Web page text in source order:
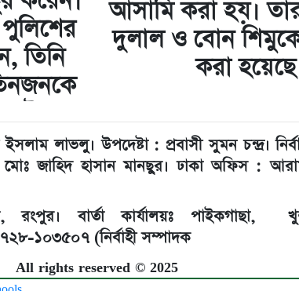
পুলিশের
তিনি
আসামি করা হয়।
দুলাল ও বোন
করা
লাভলু। উপদেষ্টা : প্রবাসী সুমন চন্দ্র।
জাহিদ হাসান মানছুর। ঢাকা অফিস :
রংপুর। বার্তা কার্যালয়ঃ পাইকগাছা,
১০৩৫০৭ (নির্বাহী সম্পাদক
All rights reserved © 2025